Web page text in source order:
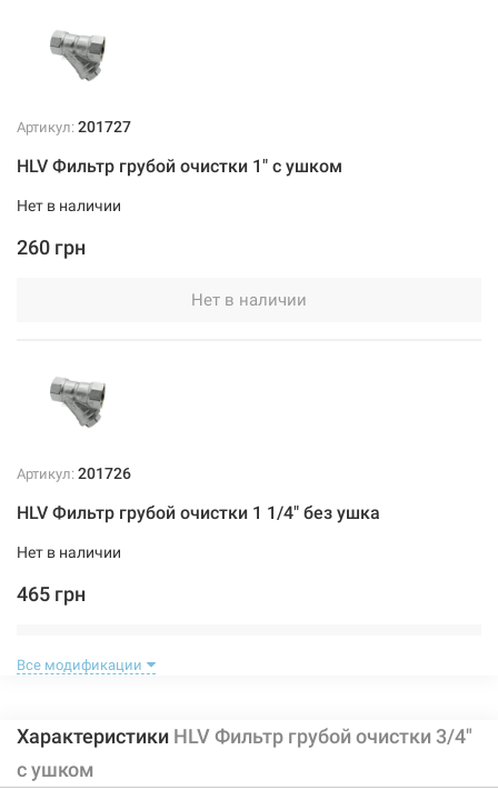
Артикул: 201727
HLV Фильтр грубой очистки 1" с ушком
Нет в наличии
260 грн
Нет в наличии
Артикул: 201726
HLV Фильтр грубой очистки 1 1/4" без ушка
Нет в наличии
465 грн
Все модификации
Характеристики HLV Фильтр грубой очистки 3/4"
с ушком